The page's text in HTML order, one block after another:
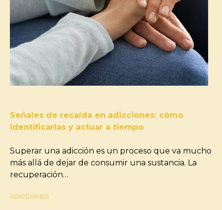
Señales de recaída en adicciones: cómo
identificarlas y actuar a tiempo
Superar una adicción es un proceso que va mucho
más allá de dejar de consumir una sustancia. La
recuperación…
ADICCIONES